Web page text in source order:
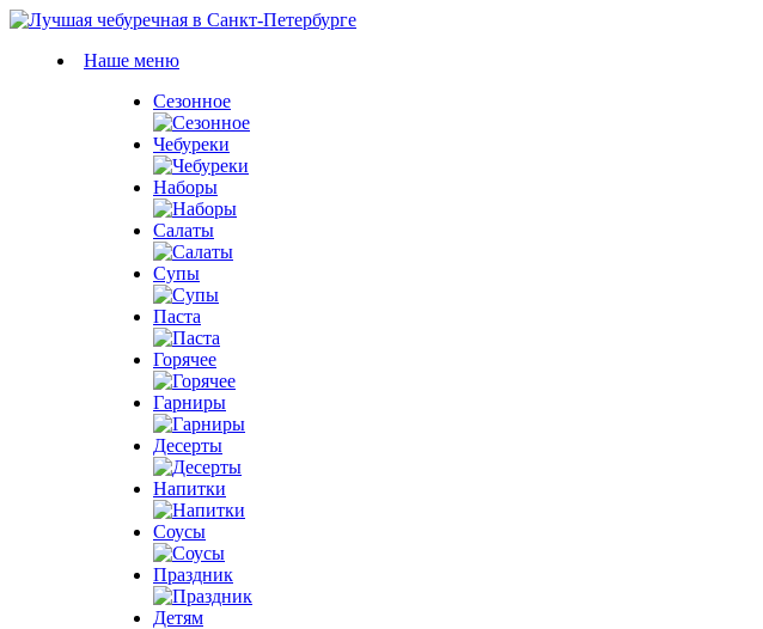
Наше меню
Сезонное
Чебуреки
Наборы
Салаты
Супы
Паста
Горячее
Гарниры
Десерты
Напитки
Соусы
Праздник
Детям